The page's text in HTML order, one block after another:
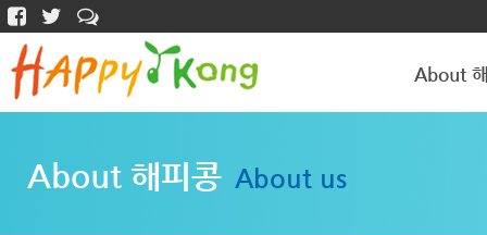
About
About 해피콩 About us